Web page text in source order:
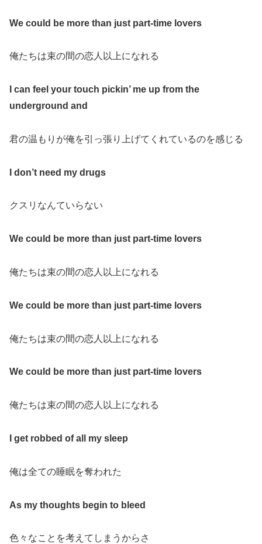
We could be more than just part-time lovers
俺たちは束の間の恋人以上になれる
I can feel your touch pickin’ me up from the
underground and
君の温もりが俺を引っ張り上げてくれているのを感じる
I don’t need my drugs
クスリなんていらない
We could be more than just part-time lovers
俺たちは束の間の恋人以上になれる
We could be more than just part-time lovers
俺たちは束の間の恋人以上になれる
We could be more than just part-time lovers
俺たちは束の間の恋人以上になれる
I get robbed of all my sleep
俺は全ての睡眠を奪われた
As my thoughts begin to bleed
色々なことを考えてしまうからさ